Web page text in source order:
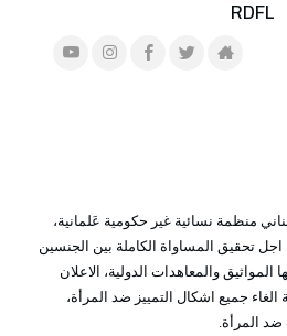
RDFL
منظمة نسائية غير حكومية عَلمانية،
تحقيق المساواة الكاملة بين الجنسين
1976. مرجعيتها المواثيق والمعاهدات الدولية، الاعلان
الغاء جميع اشكال التمييز ضد المرأة،
ضد المرأة.